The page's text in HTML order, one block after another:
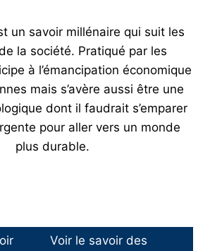
un savoir millénaire qui suit les
la société. Pratiqué par les
à l’émancipation économique
mais s’avère aussi être une
dont il faudrait s’emparer
pour aller vers un monde
plus durable.
Voir le savoir des